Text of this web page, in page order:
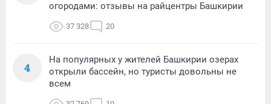
огородами: отзывы на райцентры Башкирии
37 328 20
4
На популярных у жителей Башкирии озерах
открыли бассейн, но туристы довольны не
всем